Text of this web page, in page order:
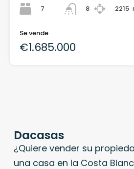
7
8
2215
Se vende
€1.685.000
Dacasas
¿Quiere vender su
una casa en la Costa